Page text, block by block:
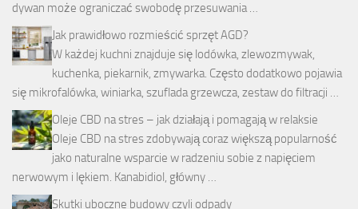
dywan może ograniczać swobodę przesuwania …
Jak prawidłowo rozmieścić sprzęt AGD?
W każdej kuchni znajduje się lodówka, zlewozmywak,
kuchenka, piekarnik, zmywarka. Często dodatkowo pojawia
się mikrofalówka, winiarka, szuflada grzewcza, zestaw do filtracji …
Oleje CBD na stres – jak działają i pomagają w relaksie
Oleje CBD na stres zdobywają coraz większą popularność
jako naturalne wsparcie w radzeniu sobie z napięciem
nerwowym i lękiem. Kanabidiol, główny …
Skutki uboczne budowy czyli odpady